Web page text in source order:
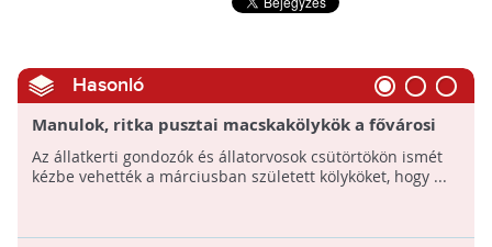
Hasonló
Manulok, ritka pusztai macskakölykök a fővárosi
állatkertben!
Az állatkerti gondozók és állatorvosok csütörtökön ismét
kézbe vehették a márciusban született kölyköket, hogy ...